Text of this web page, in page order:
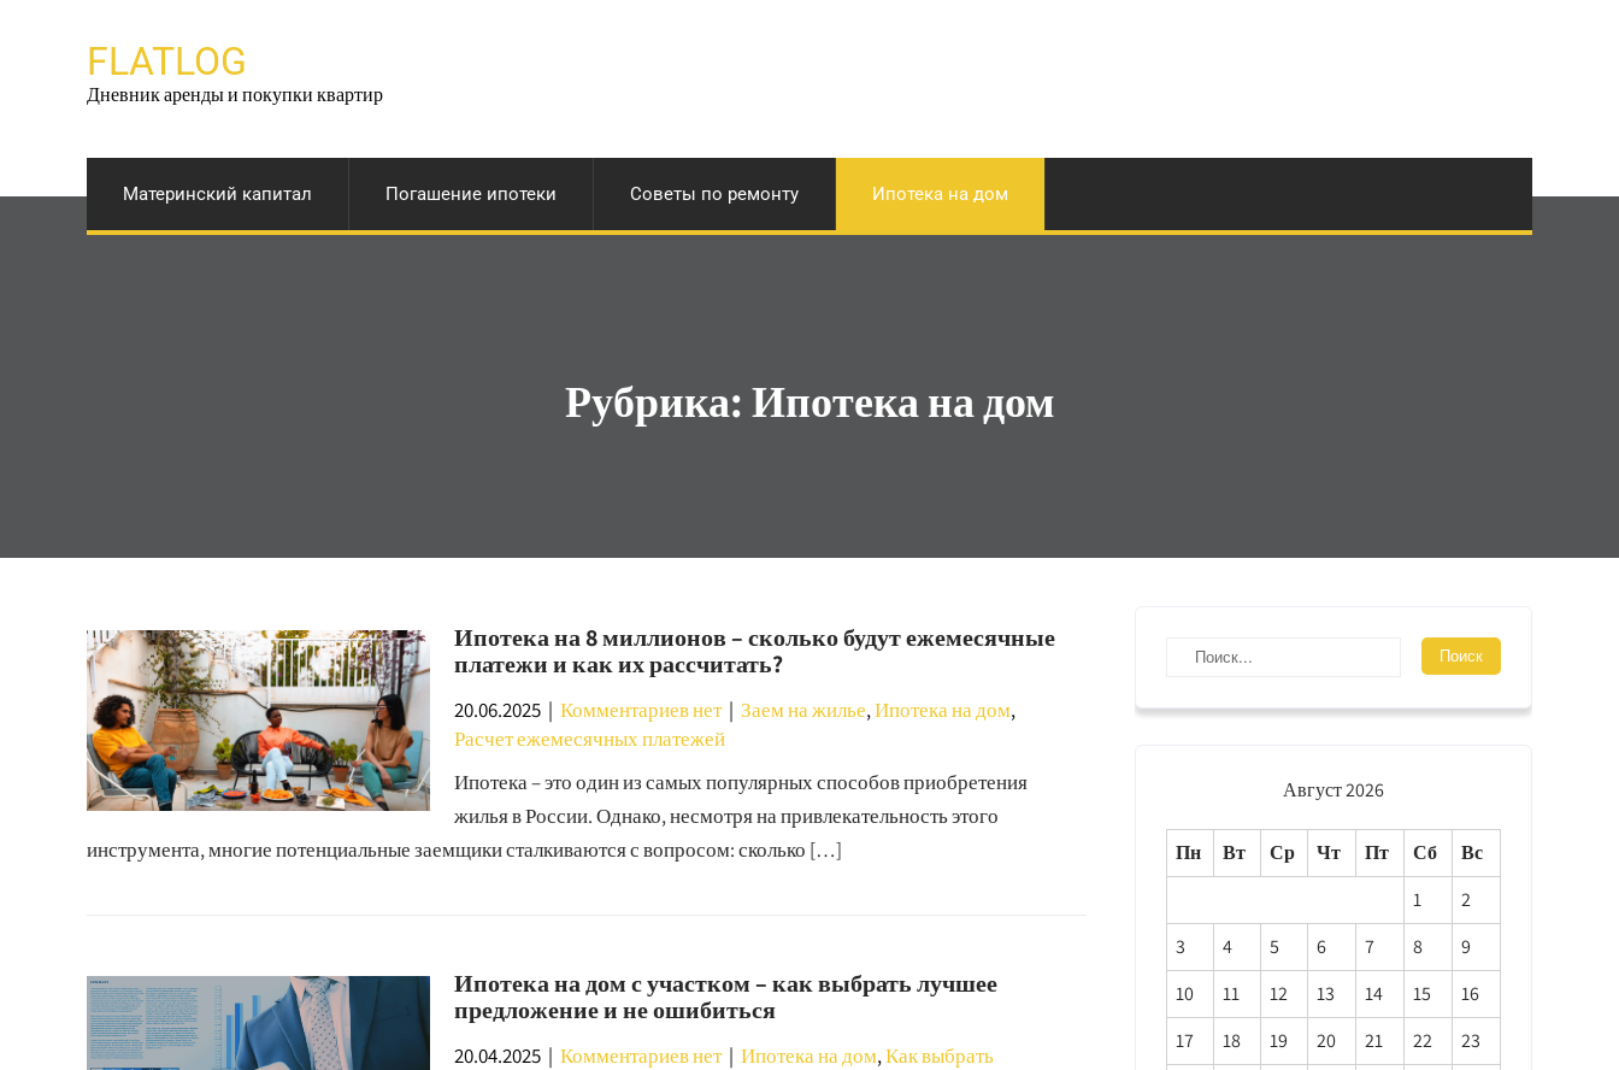
содержимомуFLATLOG
Дневник аренды и покупки квартир
Материнский капитал Погашение ипотеки Советы по ремонту Ипотека на дом
Рубрика:Ипотека на дом
Ипотека на 8 миллионов – сколько будут ежемесячные
платежи и как их рассчитать?
20.06.2025 |Комментариев нет |Заем на жилье,Ипотека на дом,
Расчет ежемесячных платежей
Ипотека – это один из самых популярных способов приобретения
жилья в России. Однако, несмотря на привлекательность этого
инструмента, многие потенциальные заемщики сталкиваются с вопросом: сколько […]
Ипотека на дом с участком – как выбрать лучшее
предложение и не ошибиться
20.04.2025 |Комментариев нет |Ипотека на дом,Как выбрать
Август 2026
Пн Вт Ср Чт Пт Сб
Вс
1
2
3
4 5 6 7 8
9
10
11 12 13 14 15
16
17
18 19 20 21 22
23